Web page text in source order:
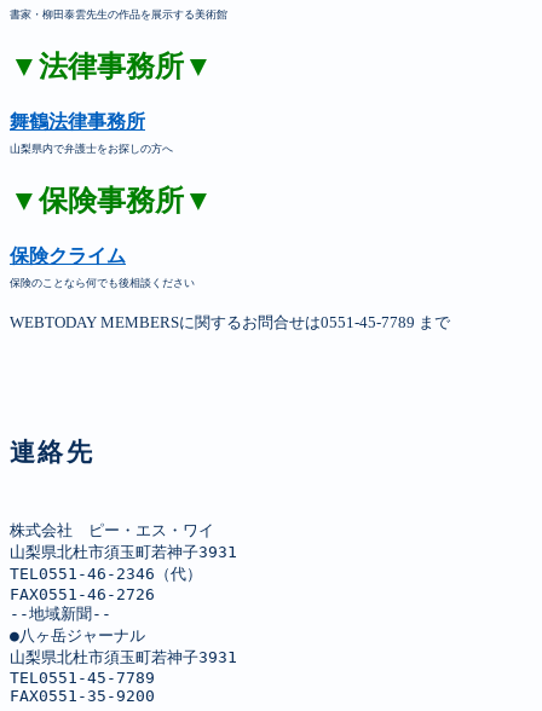
書家・柳田泰雲先生の作品を展示する美術館
▼法律事務所▼
舞鶴法律事務所
山梨県内で弁護士をお探しの方へ
▼保険事務所▼
保険クライム
保険のことなら何でも後相談ください
WEBTODAY MEMBERSに関するお問合せは0551-45-7789 まで
連絡先
株式会社　ピー・エス・ワイ
山梨県北杜市須玉町若神子3931
TEL0551-46-2346（代）
FAX0551-46-2726
--地域新聞--
●八ヶ岳ジャーナル
山梨県北杜市須玉町若神子3931
TEL0551-45-7789
FAX0551-35-9200